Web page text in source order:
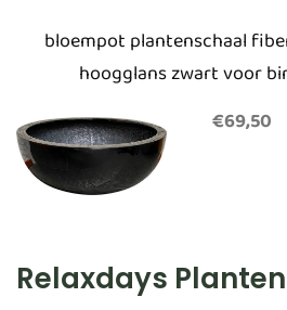
bloempot plantenschaal
hoogglans zwart voor
€69,50
Relaxdays